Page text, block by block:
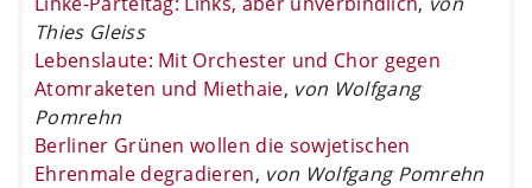
Thies Gleiss
Lebenslaute: Mit Orchester und Chor gegen
Atomraketen und Miethaie, von Wolfgang
Pomrehn
Berliner Grünen wollen die sowjetischen
Ehrenmale degradieren, von Wolfgang Pomrehn